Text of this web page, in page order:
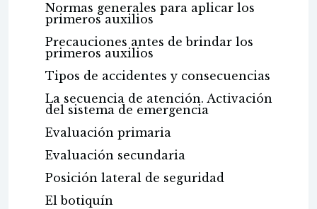
Normas generales para aplicar los
primeros auxilios
Precauciones antes de brindar los
primeros auxilios
Tipos de accidentes y consecuencias
La secuencia de atención. Activación
del sistema de emergencia
Evaluación primaria
Evaluación secundaria
Posición lateral de seguridad
El botiquín